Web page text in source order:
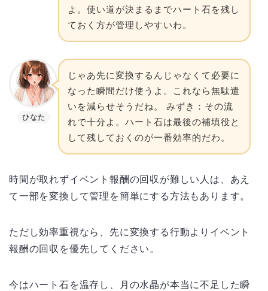
よ。使い道が決まるまでハート石を残し
ておく方が管理しやすいわ。
ひなた
じゃあ先に変換するんじゃなくて必要に
なった瞬間だけ使うよ。これなら無駄遣
いを減らせそうだね。 みずき：その流
れで十分よ。ハート石は最後の補填役と
して残しておくのが一番効率的だわ。
時間が取れずイベント報酬の回収が難しい人は、あえ
て一部を変換して管理を簡単にする方法もあります。
ただし効率重視なら、先に変換する行動よりイベント
報酬の回収を優先してください。
今はハート石を温存し、月の水晶が本当に不足した瞬